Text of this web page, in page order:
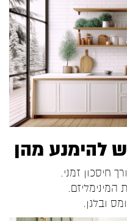
להימנע מהן
חיסכון זמני.
ובלגן.